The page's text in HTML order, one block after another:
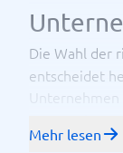
Die Wahl der
entscheidet
wird eine
Mehr lesen